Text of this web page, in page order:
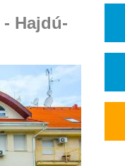
Hajdú-